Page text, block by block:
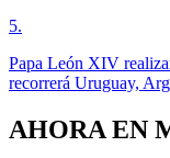
5.
Papa León XIV
recorrerá Uruguay,
AHORA EN